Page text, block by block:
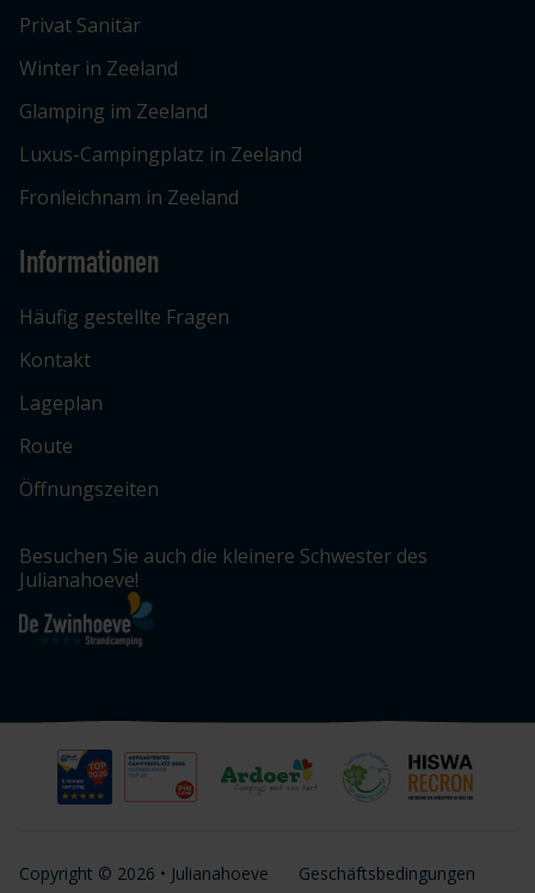
Privat Sanitär
Winter in Zeeland
Glamping im Zeeland
Luxus-Campingplatz in Zeeland
Fronleichnam in Zeeland
Informationen
Häufig gestellte Fragen
Kontakt
Lageplan
Route
Öffnungszeiten
Besuchen Sie auch die kleinere Schwester des
Julianahoeve!
Copyright © 2026 • Julianahoeve
Geschäftsbedingungen